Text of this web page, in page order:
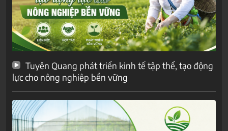
Tuyên Quang phát triển kinh tế tập thể, tạo động
lực cho nông nghiệp bền vững